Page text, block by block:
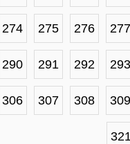
274 275 276 277
290 291 292 293
306 307 308 309